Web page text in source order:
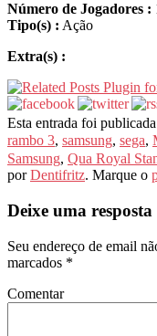
Número de Jogadores :
Tipo(s) : Ação
Extra(s) :
Esta entrada foi
rambo 3, samsung, sega,
Samsung, Qua Royal
porDentifritz. Marque o
Deixe uma resposta
Seu endereço de email
marcados *
Comentar